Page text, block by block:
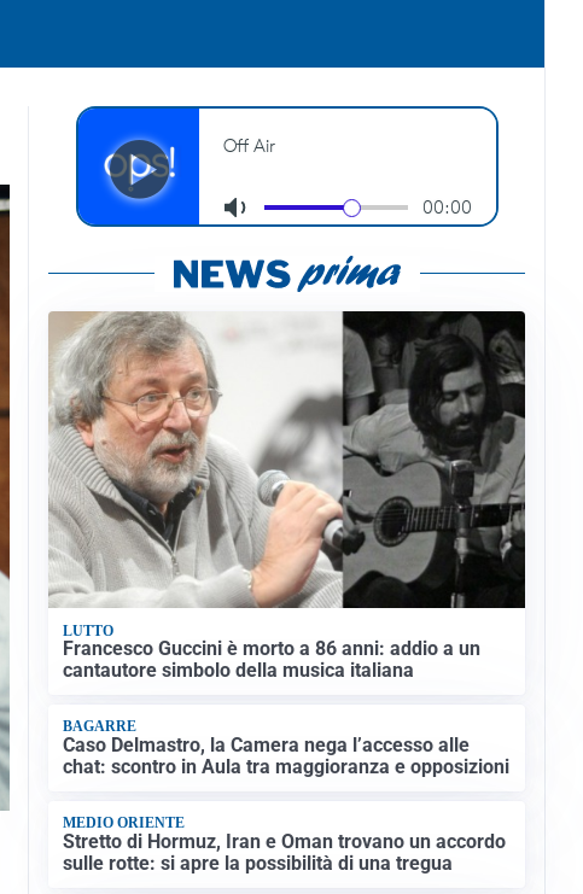
LUTTO
Francesco Guccini è morto a 86 anni: addio a un
cantautore simbolo della musica italiana
BAGARRE
Caso Delmastro, la Camera nega l’accesso alle
chat: scontro in Aula tra maggioranza e opposizioni
MEDIO ORIENTE
Stretto di Hormuz, Iran e Oman trovano un accordo
sulle rotte: si apre la possibilità di una tregua